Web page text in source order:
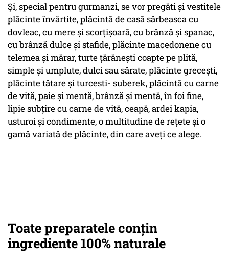
Şi, special pentru gurmanzi, se vor pregăti şi vestitele
plăcinte învârtite, plăcintă de casă sârbeasca cu
dovleac, cu mere şi scorţişoară, cu brânză şi spanac,
cu brânză dulce şi stafide, plăcinte macedonene cu
telemea şi mărar, turte ţărăneşti coapte pe plită,
simple şi umplute, dulci sau sărate, plăcinte greceşti,
plăcinte tătare şi turcesti- suberek, plăcintă cu carne
de vită, paie şi mentă, brânză şi mentă, în foi fine,
lipie subţire cu carne de vită, ceapă, ardei kapia,
usturoi şi condimente, o multitudine de reţete şi o
gamă variată de plăcinte, din care aveţi ce alege.
Toate preparatele conţin
ingrediente 100% naturale